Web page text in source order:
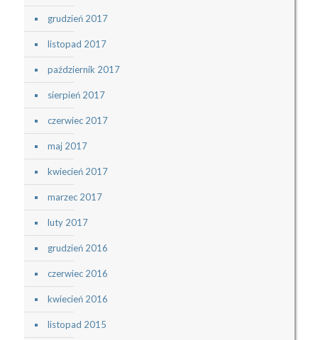
grudzień 2017
listopad 2017
październik 2017
sierpień 2017
czerwiec 2017
maj 2017
kwiecień 2017
marzec 2017
luty 2017
grudzień 2016
czerwiec 2016
kwiecień 2016
listopad 2015